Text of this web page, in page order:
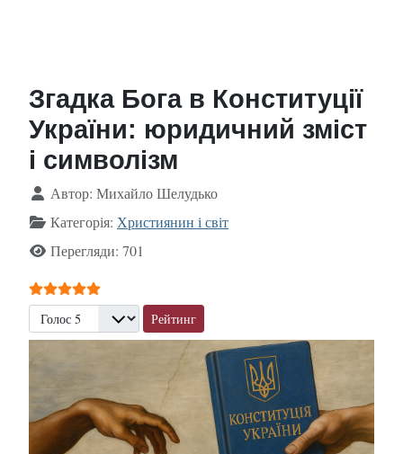
Згадка Бога в Конституції
України: юридичний зміст
і символізм
ДеталіАвтор: Михайло Шелудько
Категорія: Християнин і світ
Перегляди: 701
Рейтинг користувача:
Будь ласка, поставте оцінку